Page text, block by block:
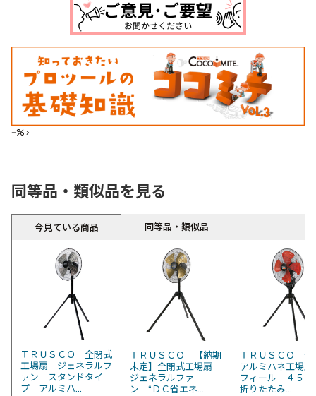
--%>
同等品・類似品を見る
今見ている商品 同等品・類似品
ＴＲＵＳＣＯ 全閉式
工場扇 ジェネラルフ
ァン スタンドタイ
プ アルミハ...
ＴＲＵＳＣＯ 【納期
未定】全閉式工場扇
ジェネラルファ
ン “ＤＣ省エネ...
ＴＲＵＳＣＯ 全
アルミハネ工場
フィール ４５
折りたたみ...